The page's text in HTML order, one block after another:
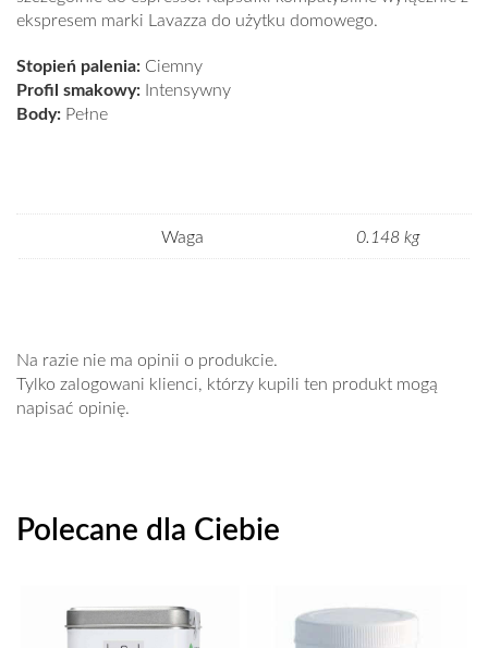
ekspresem marki Lavazza do użytku domowego.
Stopień palenia: Ciemny
Profil smakowy: Intensywny
Body: Pełne
Waga 0.148 kg
Na razie nie ma opinii o produkcie.
Tylko zalogowani klienci, którzy kupili ten produkt mogą
napisać opinię.
Polecane dla Ciebie